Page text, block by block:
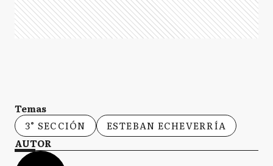
Temas
3° SECCIÓN
ESTEBAN ECHEVERRÍA
AUTOR